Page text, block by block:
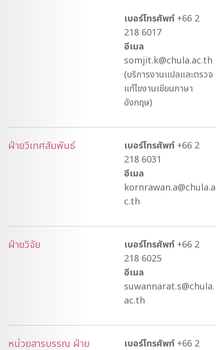
เบอร์โทรศัพท์ +66 2
218 6017
อีเมล
somjit.k@chula.ac.th
(บริการงานแปลและตรวจ
แก้ไขงานเขียนภาษา
อังกฤษ)
ฝ่ายวิเทศสัมพันธ์ เบอร์โทรศัพท์ +66 2
218 6031
อีเมล
kornrawan.a@chula.a
c.th
ฝ่ายวิจัย เบอร์โทรศัพท์ +66 2
218 6025
อีเมล
suwannarat.s@chula.
ac.th
หน่วยสารบรรณ ฝ่าย เบอร์โทรศัพท์ +66 2